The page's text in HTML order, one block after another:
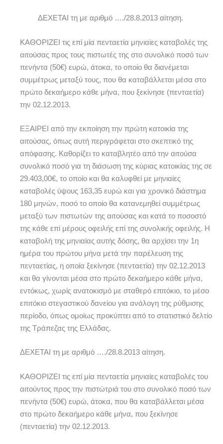
ΔΕΧΕΤΑΙ τη με αριθμό …./28.8.2013 αίτηση.
ΚΑΘΟΡΙΖΕΙ τις επί μία πενταετία μηνιαίες καταβολές της
αιτούσας προς τους πιστωτές της στο συνολικό ποσό των
πενήντα (50€) ευρώ, άτοκα, το οποίο θα διανέμεται
συμμέτρως μεταξύ τους, που θα καταβάλλεται μέσα στο
πρώτο δεκαήμερο κάθε μήνα, που ξεκίνησε (πενταετία)
την 02.12.2013.
ΕΞΑΙΡΕΙ από την εκποίηση την πρώτη κατοικία της
αιτούσας, όπως αυτή περιγράφεται στο σκεπτικό της
απόφασης. Καθορίζει το καταβλητέο από την αιτούσα
συνολικό ποσό για τη διάσωση της κύριας κατοικίας της σε
29.403,00€, το οποίο και θα καλυφθεί με μηνιαίες
καταβολές ύψους 163,35 ευρώ και για χρονικό διάστημα
180 μηνών, ποσό το οποίο θα κατανεμηθεί συμμέτρως
μεταξύ των πιστωτών της αιτούσας και κατά το ποσοστό
της κάθε επί μέρους οφειλής επί της συνολικής οφειλής. Η
καταβολή της μηνιαίας αυτής δόσης, θα αρχίσει την 1η
ημέρα του πρώτου μήνα μετά την παρέλευση της
πενταετίας, η οποία ξεκίνησε (πενταετία) την 02.12.2013
και θα γίνονται μέσα στο πρώτο δεκαήμερο κάθε μήνα,
εντόκως, χωρίς ανατοκισμό με σταθερό επιτόκιο, το μέσο
επιτόκιο στεγαστικού δανείου για ανάλογη της ρύθμισης
περίοδο, όπως ομοίως προκύπτει από το στατιστικό δελτίο
της Τράπεζας της Ελλάδας.
ΔΕΧΕΤΑΙ τη με αριθμό …./28.8.2013 αίτηση.
ΚΑΘΟΡΙΖΕΙ τις επί μία πενταετία μηνιαίες καταβολές του
αιτούντος προς την πιστώτριά του στο συνολικό ποσό των
πενήντα (50€) ευρώ, άτοκα, που θα καταβάλλεται μέσα
στο πρώτο δεκαήμερο κάθε μήνα, που ξεκίνησε
(πενταετία) την 02.12.2013.